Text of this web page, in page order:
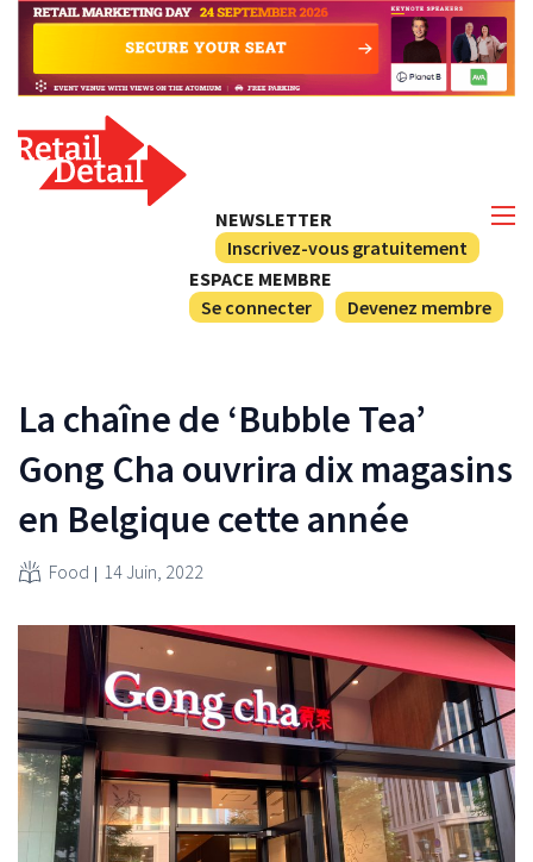
NEWSLETTER
Inscrivez-vous gratuitement
ESPACE MEMBRE
Se connecter
Devenez membre
La chaîne de ‘Bubble Tea’
Gong Cha ouvrira dix magasins
en Belgique cette année
Food 14 Juin, 2022